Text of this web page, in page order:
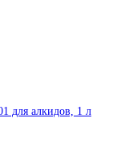
для алкидов, 1 л